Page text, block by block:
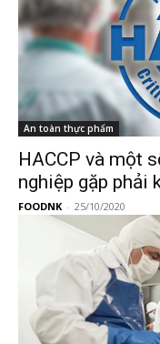
An toàn thực phẩm
HACCP và một
nghiệp gặp phải
FOODNK - 25/10/2020